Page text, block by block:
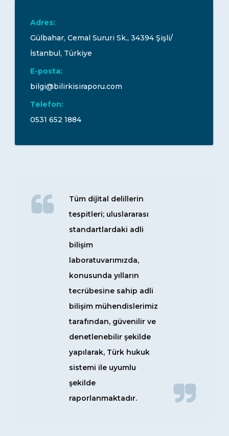
Adres:
Gülbahar, Cemal Sururi Sk., 34394 Şişli/
İstanbul, Türkiye
E-posta:
bilgi@bilirkisiraporu.com
Telefon:
0531 652 1884
Tüm dijital delillerin
tespitleri; uluslararası
standartlardaki adli
bilişim
laboratuvarımızda,
konusunda yılların
tecrübesine sahip adli
bilişim mühendislerimiz
tarafından, güvenilir ve
denetlenebilir şekilde
yapılarak, Türk hukuk
sistemi ile uyumlu
şekilde
raporlanmaktadır.